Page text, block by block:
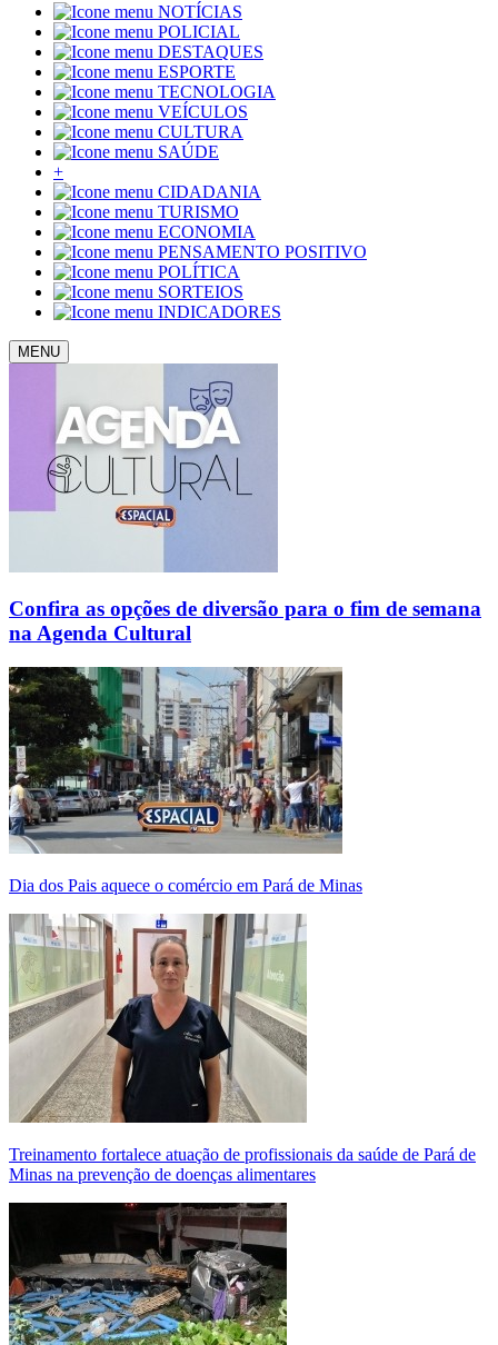
NOTÍCIAS
POLICIAL
DESTAQUES
ESPORTE
TECNOLOGIA
VEÍCULOS
CULTURA
SAÚDE
+
CIDADANIA
TURISMO
ECONOMIA
PENSAMENTO POSITIVO
POLÍTICA
SORTEIOS
INDICADORES
MENU
Confira as opções de diversão para o fim de semana
na Agenda Cultural
Dia dos Pais aquece o comércio em Pará de Minas
Treinamento fortalece atuação de profissionais da saúde de Pará de
Minas na prevenção de doenças alimentares